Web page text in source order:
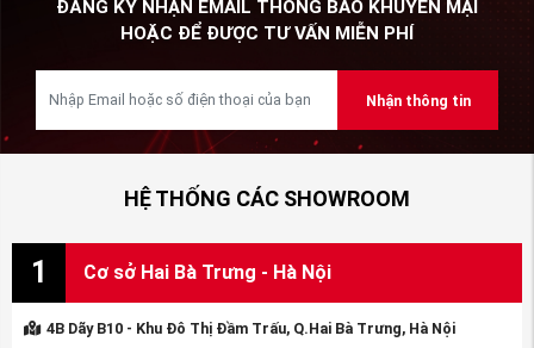
ĐĂNG KÝ NHẬN EMAIL THÔNG BÁO KHUYẾN MẠI
HOẶC ĐỂ ĐƯỢC TƯ VẤN MIỄN PHÍ
Nhận thông tin
HỆ THỐNG CÁC SHOWROOM
1 Cơ sở Hai Bà Trưng - Hà Nội
4B Dãy B10 - Khu Đô Thị Đầm Trấu, Q.Hai Bà Trưng, Hà Nội